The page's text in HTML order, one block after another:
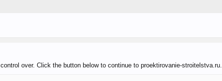
over. Click the button below to continue to proektirovanie-stroitelstva.ru.